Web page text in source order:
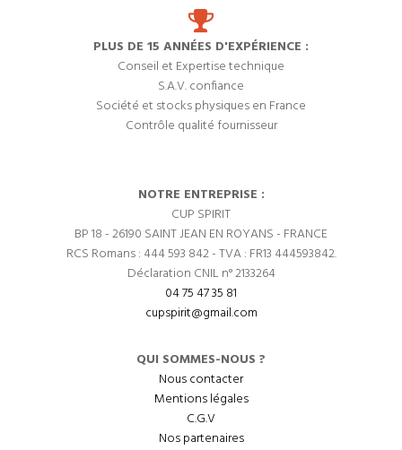
PLUS DE 15 ANNÉES D'EXPÉRIENCE :
Conseil et Expertise technique
S.A.V. confiance
Société et stocks physiques en France
Contrôle qualité fournisseur
NOTRE ENTREPRISE :
CUP SPIRIT
BP 18 - 26190 SAINT JEAN EN ROYANS - FRANCE
RCS Romans : 444 593 842 - TVA : FR13 444593842.
Déclaration CNIL n° 2133264
04 75 47 35 81
cupspirit@gmail.com
QUI SOMMES-NOUS ?
Nous contacter
Mentions légales
C.G.V
Nos partenaires